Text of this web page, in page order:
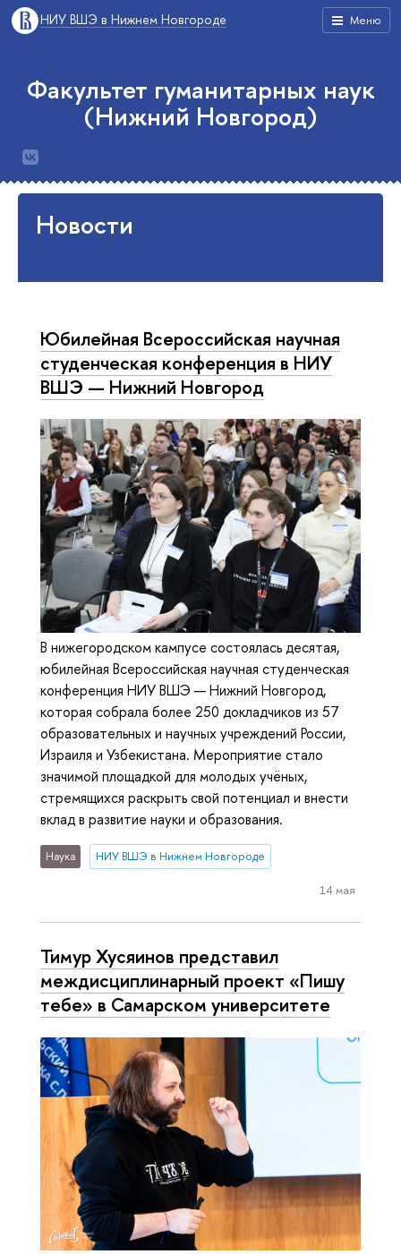
Меню
НИУ ВШЭ в Нижнем Новгороде
Факультет гуманитарных наук
(Нижний Новгород)
Новости
Юбилейная Всероссийская научная
студенческая конференция в НИУ
ВШЭ — Нижний Новгород
В нижегородском кампусе состоялась десятая,
юбилейная Всероссийская научная студенческая
конференция НИУ ВШЭ — Нижний Новгород,
которая собрала более 250 докладчиков из 57
образовательных и научных учреждений России,
Израиля и Узбекистана. Мероприятие стало
значимой площадкой для молодых учёных,
стремящихся раскрыть свой потенциал и внести
вклад в развитие науки и образования.
Наука НИУ ВШЭ в Нижнем Новгороде
14 мая
Тимур Хусяинов представил
междисциплинарный проект «Пишу
тебе» в Самарском университете